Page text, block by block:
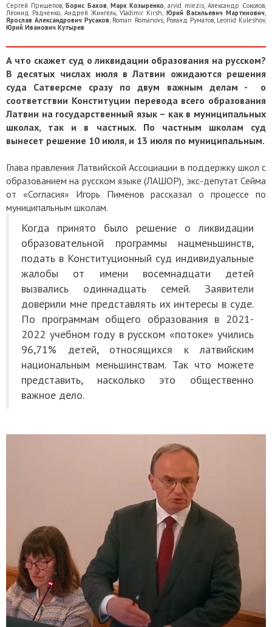
Сергей Прищепов, Борис Бахов, Марк Козыренко, arvid miezis, Александр Соколов,
Леонид Радченко, Андрей Жингель, Vladimir Kirsh, Юрий Васильевич Мартинович,
Ярослав Александрович Русаков, Roman Romanovs, Роланд Руматов, Leonid Kuleshov,
Юрий Иванович Кутырев
А что скажет суд о ликвидации образования на русском?
В десятых числах июля в Латвии ожидаются решения
суда Сатверсме сразу по двум важным делам - о
соответствии Конституции перевода всего образования
Латвии на государственный язык – как в муниципальных
школах, так и в частных. По частным школам суд
вынесет решение 10 июля, и 13 июля по муниципальным.
Глава правления Латвийской Ассоциации в поддержку школ с
образованием на русском языке (ЛАШОР), экс-депутат Сейма
от «Согласия» Игорь Пименов рассказал о процессе по
муниципальным школам.
Когда принято было решение о ликвидации
образовательной программы нацменьшинств,
подать в Конституционный суд индивидуальные
жалобы от имени восемнадцати детей
вызвались одиннадцать семей. Заявители
доверили мне представлять их интересы в суде.
По программам общего образования в 2021-
2022 учебном году в русском «потоке» учились
96,71% детей, относящихся к латвийским
национальным меньшинствам. Так что можете
представить, насколько это общественно
важное дело.